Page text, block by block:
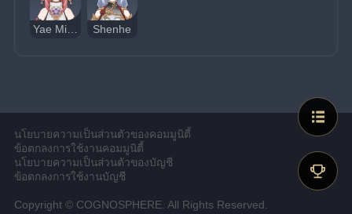
Yae Miko Shenhe
นโยบายความเป็นส่วนตัวของคอมมูนิตี้
ข้อตกลงการใช้งานคอมมูนิตี้
นโยบายความเป็นส่วนตัวของบัญชี
ข้อตกลงการใช้งานบัญชี
Copyright © COGNOSPHERE. All Rights Reserved.